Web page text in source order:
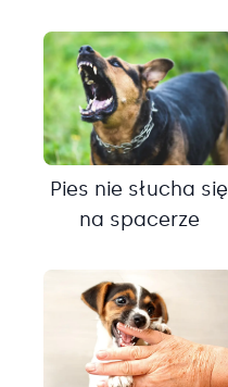
Pies nie słucha się
na spacerze